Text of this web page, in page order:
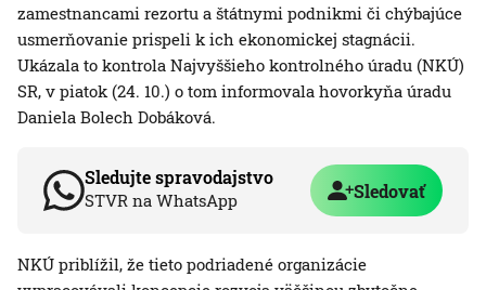
zamestnancami rezortu a štátnymi podnikmi či chýbajúce
usmerňovanie prispeli k ich ekonomickej stagnácii.
Ukázala to kontrola Najvyššieho kontrolného úradu (NKÚ)
SR, v piatok (24. 10.) o tom informovala hovorkyňa úradu
Daniela Bolech Dobáková.
Sledujte spravodajstvo
STVR na WhatsApp Sledovať
NKÚ priblížil, že tieto podriadené organizácie